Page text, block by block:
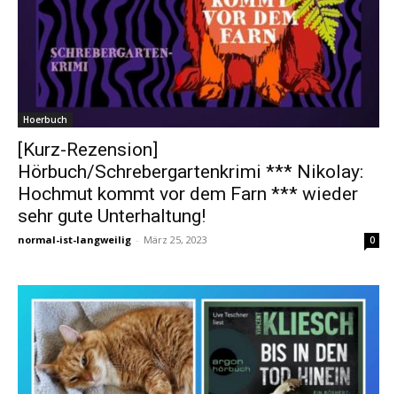
Hoerbuch
[Kurz-Rezension]
Hörbuch/Schrebergartenkrimi *** Nikolay:
Hochmut kommt vor dem Farn *** wieder
sehr gute Unterhaltung!
normal-ist-langweilig - März 25, 2023 0